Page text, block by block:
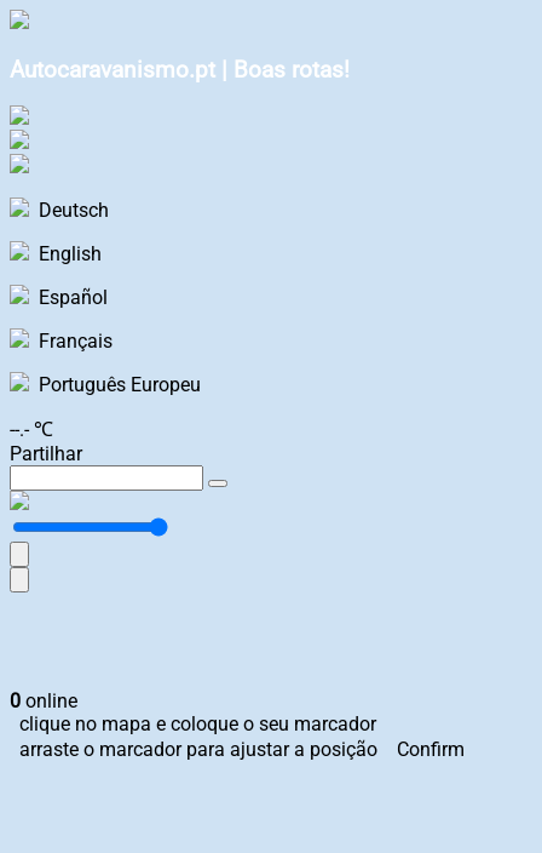
Autocaravanismo.pt | Boas rotas!
Deutsch
English
Español
Français
Português Europeu
--.- ℃
Partilhar
0 online
clique no mapa e coloque o seu marcador
arraste o marcador para ajustar a posição
Confirm